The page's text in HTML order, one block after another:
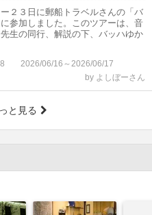
２３日に郵船トラベルさんの「バ
参加しました。このツアーは、音
生の同行、解説の下、バッハゆか
2026/06/16～2026/06/17
by よしぼーさん
と見る